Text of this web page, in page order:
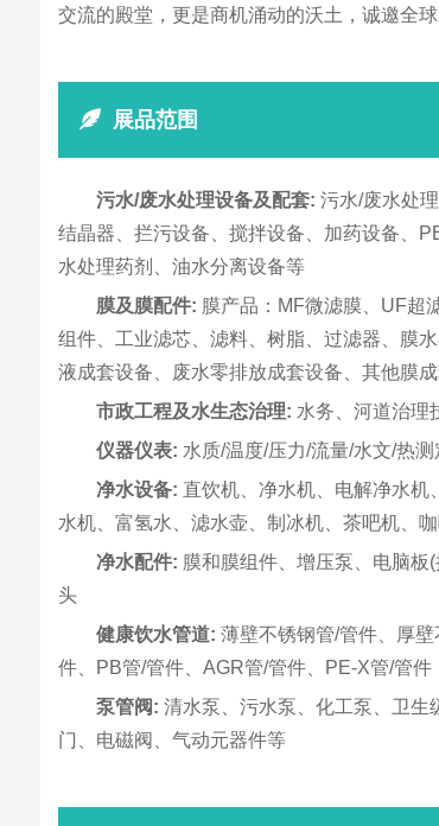
交流的殿堂，更是商机涌动的沃土，诚邀全
展品范围
污水/废水处理设备及配套: 污水/废水处
结晶器、拦污设备、搅拌设备、加药设备、
水处理药剂、油水分离设备等
膜及膜配件: 膜产品：MF微滤膜、UF超
组件、工业滤芯、滤料、树脂、过滤器、膜
液成套设备、废水零排放成套设备、其他膜
市政工程及水生态治理: 水务、河道治理
仪器仪表: 水质/温度/压力/流量/水文/热
净水设备: 直饮机、净水机、电解净水机
水机、富氢水、滤水壶、制冰机、茶吧机、
净水配件: 膜和膜组件、增压泵、电脑
头
健康饮水管道: 薄壁不锈钢管/管件、厚
件、PB管/管件、AGR管/管件、PE-X管/管件
泵管阀: 清水泵、污水泵、化工泵、卫生
门、电磁阀、气动元器件等